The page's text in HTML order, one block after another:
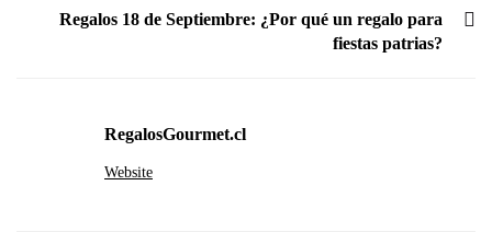
Regalos 18 de Septiembre: ¿Por qué un regalo para
fiestas patrias?
RegalosGourmet.cl
Website